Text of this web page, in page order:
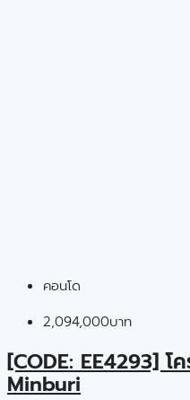
คอนโด
2,094,000บาท
[CODE: EE4293] โ
Minburi